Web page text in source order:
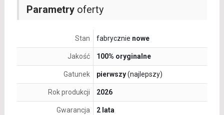
Parametryoferty
Stan fabrycznie nowe
Jakość 100% oryginalne
Gatunek pierwszy(najlepszy)
Rok produkcji 2026
Gwarancja 2 lata